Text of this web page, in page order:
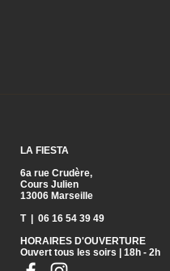
LA FIESTA
6a rue Crudère,
Cours Julien
13006 Marseille
T | 06 16 54 39 49
HORAIRES D'OUVERTURE
Ouvert tous les soirs | 18h - 2h